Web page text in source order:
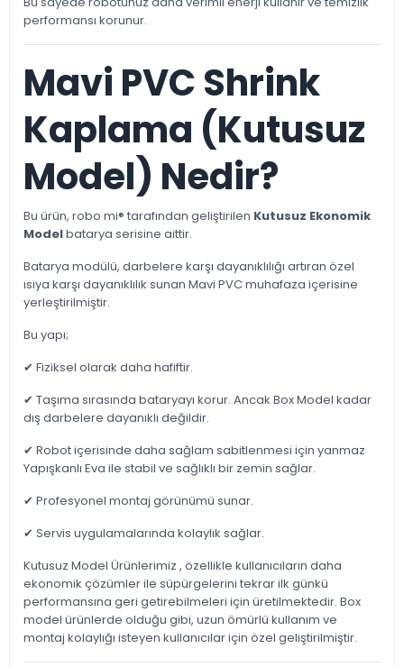
performansı korunur.
Mavi PVC Shrink
Kaplama (Kutusuz
Model) Nedir?
Bu ürün, robo mi® tarafından geliştirilen Kutusuz Ekonomik
Modelbatarya serisine aittir.
Batarya modülü, darbelere karşı dayanıklılığı artıran özel
ısıya karşı dayanıklılık sunan Mavi PVC muhafaza içerisine
yerleştirilmiştir.
Bu yapı;
✔ Fiziksel olarak daha hafiftir.
✔ Taşıma sırasında bataryayı korur. Ancak Box Model kadar
dış darbelere dayanıklı değildir.
✔ Robot içerisinde daha sağlam sabitlenmesi için yanmaz
Yapışkanlı Eva ile stabil ve sağlıklı bir zemin sağlar.
✔ Profesyonel montaj görünümü sunar.
✔ Servis uygulamalarında kolaylık sağlar.
Kutusuz Model Ürünlerimiz , özellikle kullanıcıların daha
ekonomik çözümler ile süpürgelerini tekrar ilk günkü
performansına geri getirebilmeleri için üretilmektedir. Box
model ürünlerde olduğu gibi, uzun ömürlü kullanım ve
montaj kolaylığı isteyen kullanıcılar için özel geliştirilmiştir.